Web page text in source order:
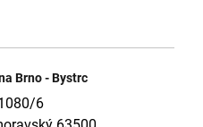
Brno - Bystrc
6